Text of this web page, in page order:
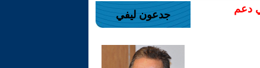
دعم
جدعون ليفي